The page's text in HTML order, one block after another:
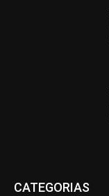
CATEGORIAS